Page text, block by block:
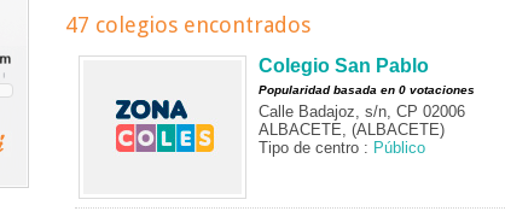
47 colegios encontrados
Colegio San Pablo
Popularidad basada en 0 votaciones
Calle Badajoz, s/n, CP 02006
ALBACETE, (ALBACETE)
Tipo de centro : Público